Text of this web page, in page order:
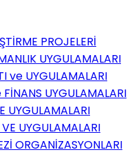
PROJELERİ
UYGULAMALARI
ve UYGULAMALARI
UYGULAMALARI
UYGULAMALARI
UYGULAMALARI
ORGANİZASYONLARI